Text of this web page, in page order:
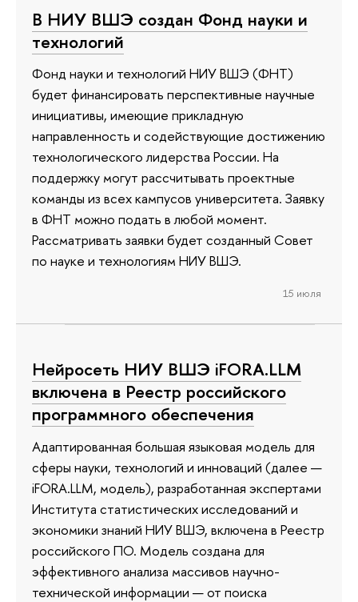
В НИУ ВШЭ создан Фонд науки и
технологий
Фонд науки и технологий НИУ ВШЭ (ФНТ)
будет финансировать перспективные научные
инициативы, имеющие прикладную
направленность и содействующие достижению
технологического лидерства России. На
поддержку могут рассчитывать проектные
команды из всех кампусов университета. Заявку
в ФНТ можно подать в любой момент.
Рассматривать заявки будет созданный Совет
по науке и технологиям НИУ ВШЭ.
15 июля
Нейросеть НИУ ВШЭ iFORA.LLM
включена в Реестр российского
программного обеспечения
Адаптированная большая языковая модель для
сферы науки, технологий и инноваций (далее —
iFORA.LLM, модель), разработанная экспертами
Института статистических исследований и
экономики знаний НИУ ВШЭ, включена в Реестр
российского ПО. Модель создана для
эффективного анализа массивов научно-
технической информации — от поиска